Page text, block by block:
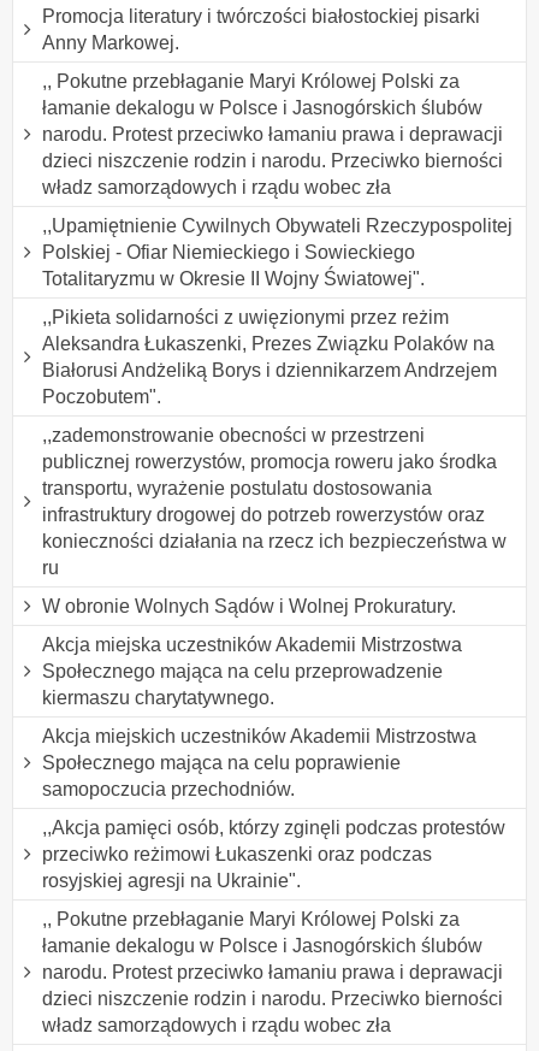
Promocja literatury i twórczości białostockiej pisarki
Anny Markowej.
,, Pokutne przebłaganie Maryi Królowej Polski za
łamanie dekalogu w Polsce i Jasnogórskich ślubów
narodu. Protest przeciwko łamaniu prawa i deprawacji
dzieci niszczenie rodzin i narodu. Przeciwko bierności
władz samorządowych i rządu wobec zła
,,Upamiętnienie Cywilnych Obywateli Rzeczypospolitej
Polskiej - Ofiar Niemieckiego i Sowieckiego
Totalitaryzmu w Okresie II Wojny Światowej".
,,Pikieta solidarności z uwięzionymi przez reżim
Aleksandra Łukaszenki, Prezes Związku Polaków na
Białorusi Andżeliką Borys i dziennikarzem Andrzejem
Poczobutem".
,,zademonstrowanie obecności w przestrzeni
publicznej rowerzystów, promocja roweru jako środka
transportu, wyrażenie postulatu dostosowania
infrastruktury drogowej do potrzeb rowerzystów oraz
konieczności działania na rzecz ich bezpieczeństwa w
ru
W obronie Wolnych Sądów i Wolnej Prokuratury.
Akcja miejska uczestników Akademii Mistrzostwa
Społecznego mająca na celu przeprowadzenie
kiermaszu charytatywnego.
Akcja miejskich uczestników Akademii Mistrzostwa
Społecznego mająca na celu poprawienie
samopoczucia przechodniów.
,,Akcja pamięci osób, którzy zginęli podczas protestów
przeciwko reżimowi Łukaszenki oraz podczas
rosyjskiej agresji na Ukrainie".
,, Pokutne przebłaganie Maryi Królowej Polski za
łamanie dekalogu w Polsce i Jasnogórskich ślubów
narodu. Protest przeciwko łamaniu prawa i deprawacji
dzieci niszczenie rodzin i narodu. Przeciwko bierności
władz samorządowych i rządu wobec zła